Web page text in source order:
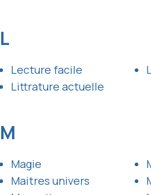
L
Lecture facile
Littrature actuelle
M
Magie
Maitres univers